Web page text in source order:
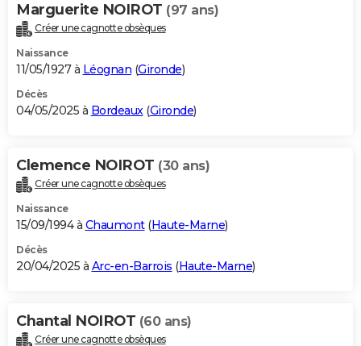
Marguerite NOIROT (97 ans)
Créer une cagnotte obsèques
Naissance
11/05/1927 à Léognan (Gironde)
Décès
04/05/2025 à Bordeaux(Gironde)
Clemence NOIROT (30 ans)
Créer une cagnotte obsèques
Naissance
15/09/1994 à Chaumont(Haute-Marne)
Décès
20/04/2025 à Arc-en-Barrois (Haute-Marne)
Chantal NOIROT (60 ans)
Créer une cagnotte obsèques